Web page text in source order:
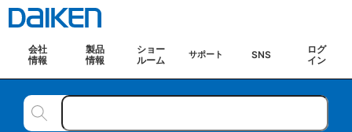
会社
情報
製品
情報
ショー
ルーム
サポート SNS
ログ
イン